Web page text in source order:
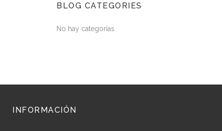
BLOG CATEGORIES
No hay categorías
INFORMACIÓN